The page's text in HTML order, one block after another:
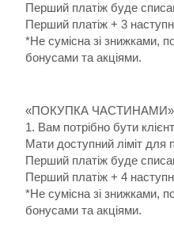
Перший платіж буде
Перший платіж + 3
*Не сумісна зі знижками,
бонусами та акціями.
«ПОКУПКА ЧАСТИНАМИ»
1. Вам потрібно бути
Мати доступний ліміт для
Перший платіж буде
Перший платіж + 4
*Не сумісна зі знижками,
бонусами та акціями.